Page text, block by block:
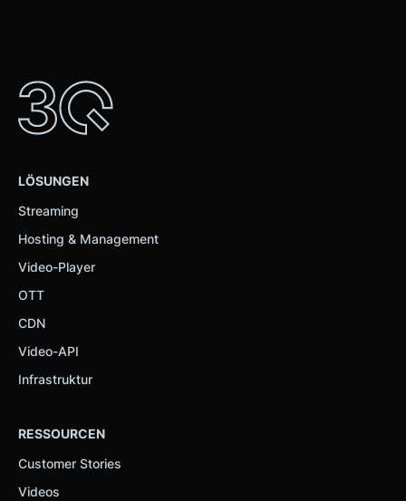
LÖSUNGEN
Streaming
Hosting & Management
Video-Player
OTT
CDN
Video-API
Infrastruktur
RESSOURCEN
Customer Stories
Videos